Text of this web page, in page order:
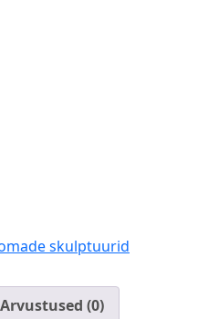
skulptuurid
Arvustused (0)